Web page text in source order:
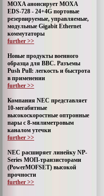
MOXA анонсирует MOXA
EDS-728 - 24+4G портовые
резервируемые, управляемые,
модульные Gigabit Ethernet
коммутаторы
further >>
Новые продукты военного
образца для ВВС. Разъемы
Push Pull: легкость и быстрота
в применении
further >>
Компания NEC представляет
10-мегабитные
высокоскоростные оптронные
пары с 8-милиметровым
каналом утечки
further >>
NEC расширяет линейку NP-
Series МОП-транзисторами
(PowerMOFSET) высокой
прочности
further >>